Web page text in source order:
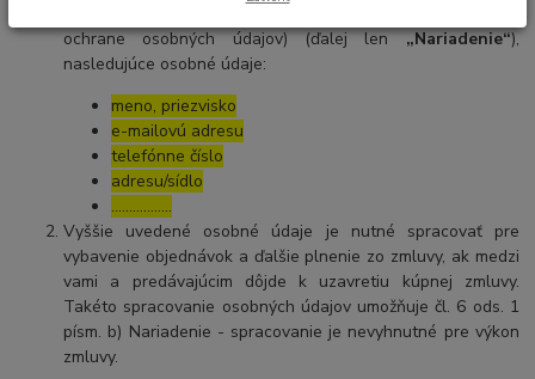
ochrane osobných údajov) (ďalej len„Nariadenie“),
nasledujúce osobné údaje:
meno, priezvisko
e-mailovú adresu
telefónne číslo
adresu/sídlo
……………..
Vyššie uvedené osobné údaje je nutné spracovať pre
vybavenie objednávok a ďalšie plnenie zo zmluvy, ak medzi
vami a predávajúcim dôjde k uzavretiu kúpnej zmluvy.
Takéto spracovanie osobných údajov umožňuje čl. 6 ods. 1
písm. b) Nariadenie - spracovanie je nevyhnutné pre výkon
zmluvy.